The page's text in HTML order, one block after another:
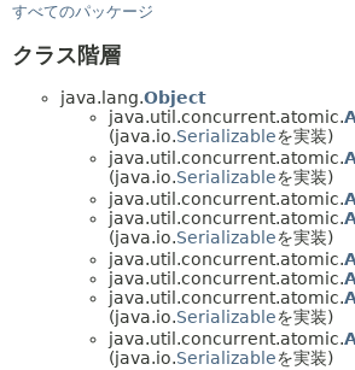
階層ツリー
プレビュー
新規
すべてのパッケージ
クラス階層
java.lang.Object
java.util.concurrent.atomic.
(java.io.Serializableを実装)
java.util.concurrent.atomic.
(java.io.Serializableを実装)
java.util.concurrent.atomic.
java.util.concurrent.atomic.
(java.io.Serializableを実装)
java.util.concurrent.atomic.
java.util.concurrent.atomic.
java.util.concurrent.atomic.
(java.io.Serializableを実装)
java.util.concurrent.atomic.
(java.io.Serializableを実装)